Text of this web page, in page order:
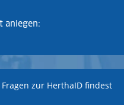
anlegen:
zur HerthaID findest